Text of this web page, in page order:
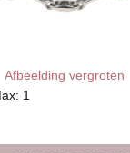
Afbeelding vergroten
1